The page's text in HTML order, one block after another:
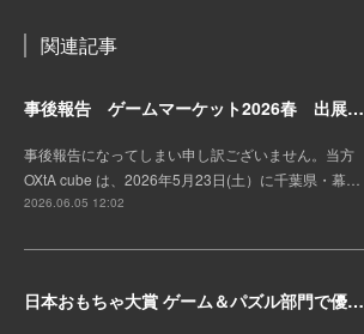
関連記事
事後報告 ゲームマーケット2026春 出展しました。
事後報告になってしまい申し訳ございません。当方
OXtA cube は、2026年5月23日(土）に千葉県・幕…
2026.06.05 12:02
日本おもちゃ大賞 ゲーム＆パズル部門で優秀賞を受賞！